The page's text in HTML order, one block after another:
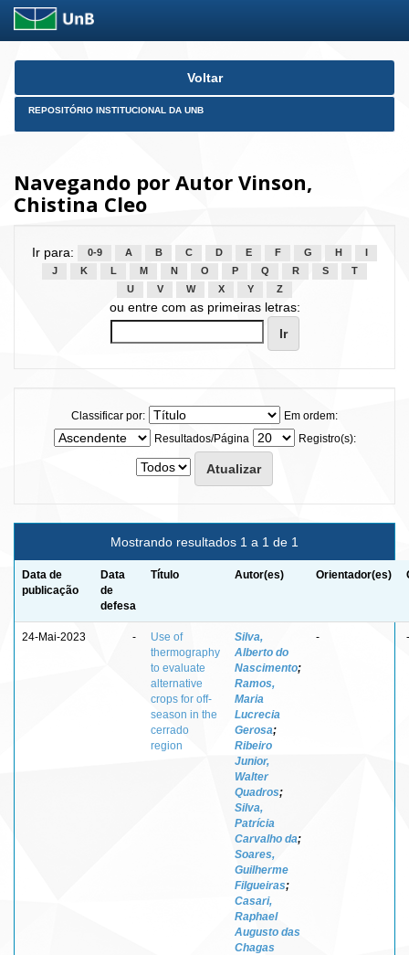
Skip
Voltar
REPOSITÓRIO INSTITUCIONAL DA UNB
Navegando por Autor Vinson,
Chistina Cleo
Ir para: 0-9 A B C D E F G H
J
K L M N O P Q R S
T
U
V W X Y Z
ou entre com as primeiras letras:
Classificar por:
Em ordem:
Resultados/Página
Registro(s):
Mostrando resultados 1 a 1 de 1
Data de
publicação
Data
de
defesa
Título Autor(es) Orientador(es)
24-Mai-2023 -
Use of
thermography
to evaluate
alternative
crops for off-
season in the
cerrado
region
Silva,
Alberto do
Nascimento;
Ramos,
Maria
Lucrecia
Gerosa;
Ribeiro
Junior,
Walter
Quadros;
Silva,
Patrícia
Carvalho da;
Soares,
Guilherme
Filgueiras;
Casari,
Raphael
Augusto das
Chagas
- -